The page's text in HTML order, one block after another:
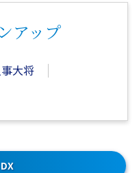
アップ
大将